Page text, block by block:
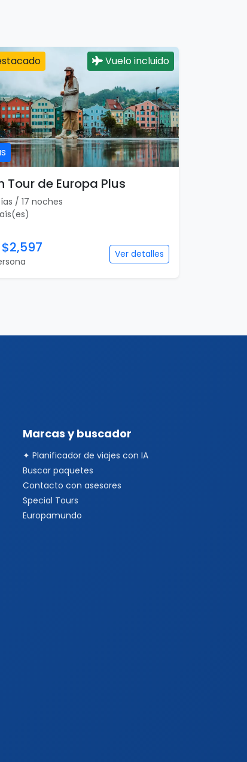
Vuelo incluido
Tour de Europa Plus
/ 17 noches
$2,597 Ver detalles
Marcas y buscador
✦ Planificador de viajes con IA
Buscar paquetes
Contacto con asesores
Special Tours
Europamundo